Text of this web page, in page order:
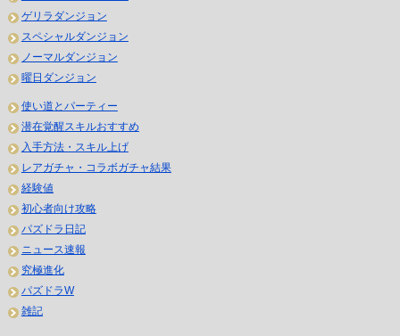
ゲリラダンジョン
スペシャルダンジョン
ノーマルダンジョン
曜日ダンジョン
使い道とパーティー
潜在覚醒スキルおすすめ
入手方法・スキル上げ
レアガチャ・コラボガチャ結果
経験値
初心者向け攻略
パズドラ日記
ニュース速報
究極進化
パズドラW
雑記